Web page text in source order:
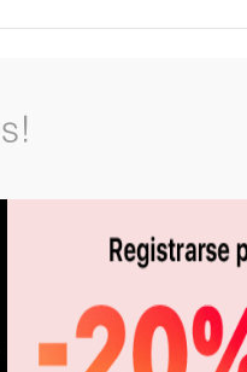
de nuevo.